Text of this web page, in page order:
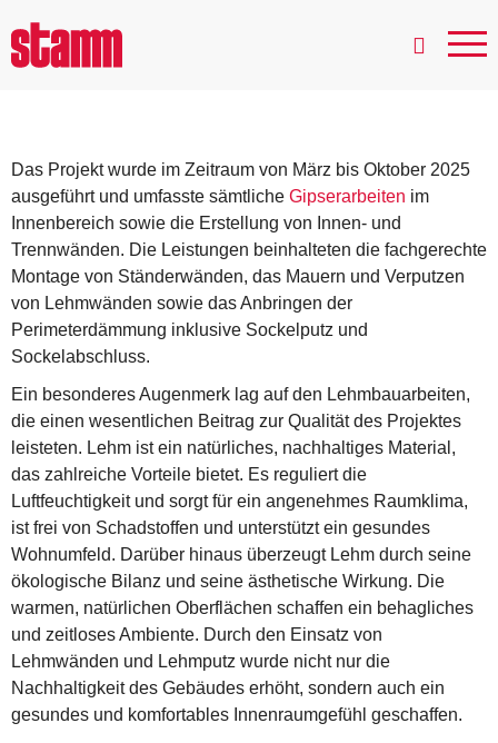
Im Säbelacker, Biel-Benken
Das Projekt wurde im Zeitraum von März bis Oktober 2025
ausgeführt und umfasste sämtliche Gipserarbeiten im
Innenbereich sowie die Erstellung von Innen- und
Trennwänden. Die Leistungen beinhalteten die fachgerechte
Montage von Ständerwänden, das Mauern und Verputzen
von Lehmwänden sowie das Anbringen der
Perimeterdämmung inklusive Sockelputz und
Sockelabschluss.
Ein besonderes Augenmerk lag auf den Lehmbauarbeiten,
die einen wesentlichen Beitrag zur Qualität des Projektes
leisteten. Lehm ist ein natürliches, nachhaltiges Material,
das zahlreiche Vorteile bietet. Es reguliert die
Luftfeuchtigkeit und sorgt für ein angenehmes Raumklima,
ist frei von Schadstoffen und unterstützt ein gesundes
Wohnumfeld. Darüber hinaus überzeugt Lehm durch seine
ökologische Bilanz und seine ästhetische Wirkung. Die
warmen, natürlichen Oberflächen schaffen ein behagliches
und zeitloses Ambiente. Durch den Einsatz von
Lehmwänden und Lehmputz wurde nicht nur die
Nachhaltigkeit des Gebäudes erhöht, sondern auch ein
gesundes und komfortables Innenraumgefühl geschaffen.